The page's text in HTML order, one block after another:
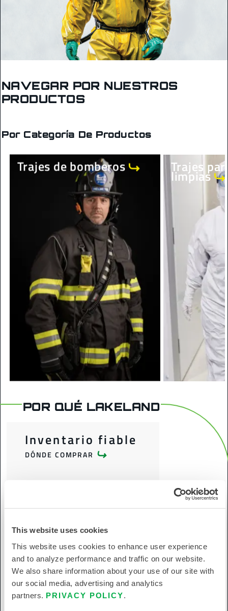
This website uses cookies
This website uses cookies to enhance user experience
and to analyze performance and traffic on our website.
We also share information about your use of our site with
our social media, advertising and analytics
partners. PRIVACY POLICY
NAVEGAR POR NUESTROS
PRODUCTOS
Por Categoría De Productos
Trajes de bomberos Trajes
limpias
POR QUÉ LAKELAND
Inventario fiable
DÓNDE COMPRAR
NUESTRAS MARCAS
La protección es
nuestra pasión
NUESTRA HISTORIA